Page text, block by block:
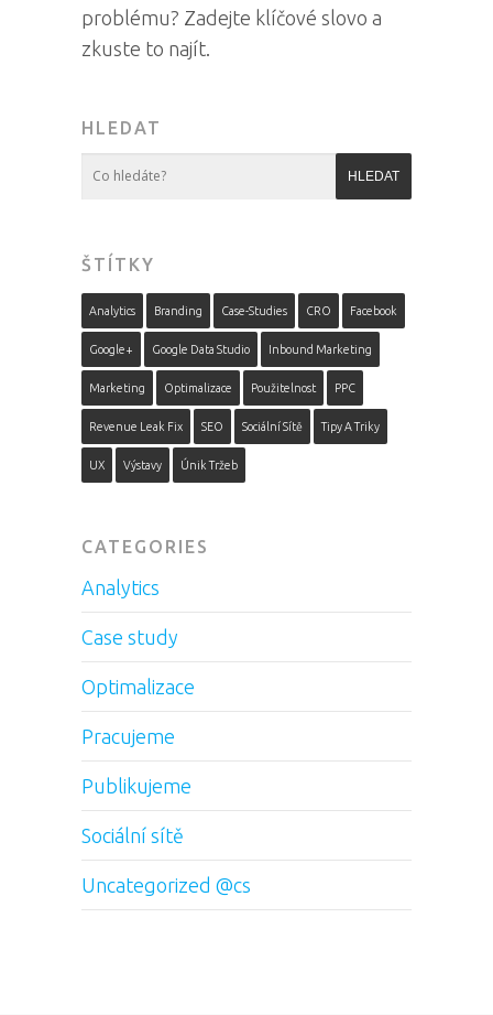
problému? Zadejte klíčové slovo a
zkuste to najít.
HLEDAT
ŠTÍTKY
Analytics Branding Case-Studies CRO Facebook
Google+ Google Data Studio Inbound Marketing
Marketing Optimalizace Použitelnost PPC
Revenue Leak Fix SEO Sociální Sítě Tipy A Triky
UX Výstavy Únik Tržeb
CATEGORIES
Analytics
Case study
Optimalizace
Pracujeme
Publikujeme
Sociální sítě
Uncategorized @cs